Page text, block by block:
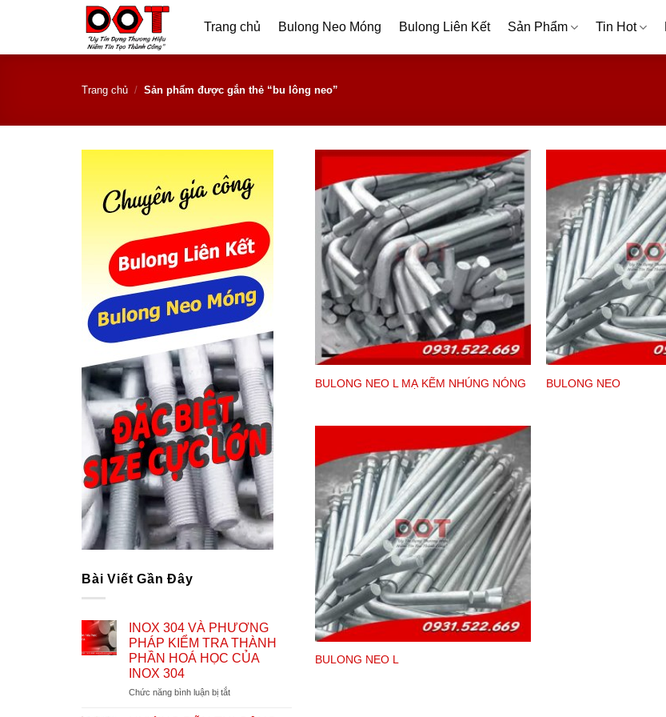
Trang chủ Bulong Neo Móng Bulong Liên Kết Sản Phẩm Tin Hot
Trang chủ / Sản phẩm được gắn thẻ “bu lông neo”
Bài Viết Gần Đây
INOX 304 VÀ PHƯƠNG
PHÁP KIỂM TRA THÀNH
PHẦN HOÁ HỌC CỦA
INOX 304
Chức năng bình luận bị tắtở
BULONG NEO L MẠ KẼM NHÚNG NÓNG BULONG NEO
BULONG NEO L